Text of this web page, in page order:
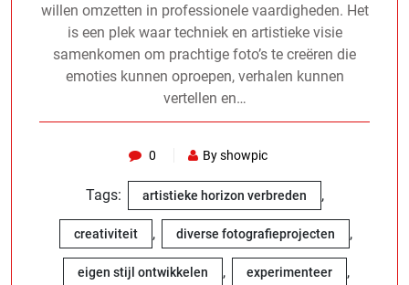
willen omzetten in professionele vaardigheden. Het
is een plek waar techniek en artistieke visie
samenkomen om prachtige foto’s te creëren die
emoties kunnen oproepen, verhalen kunnen
vertellen en…
0 By showpic
Tags: artistieke horizon verbreden ,
creativiteit , diverse fotografieprojecten ,
eigen stijl ontwikkelen , experimenteer ,